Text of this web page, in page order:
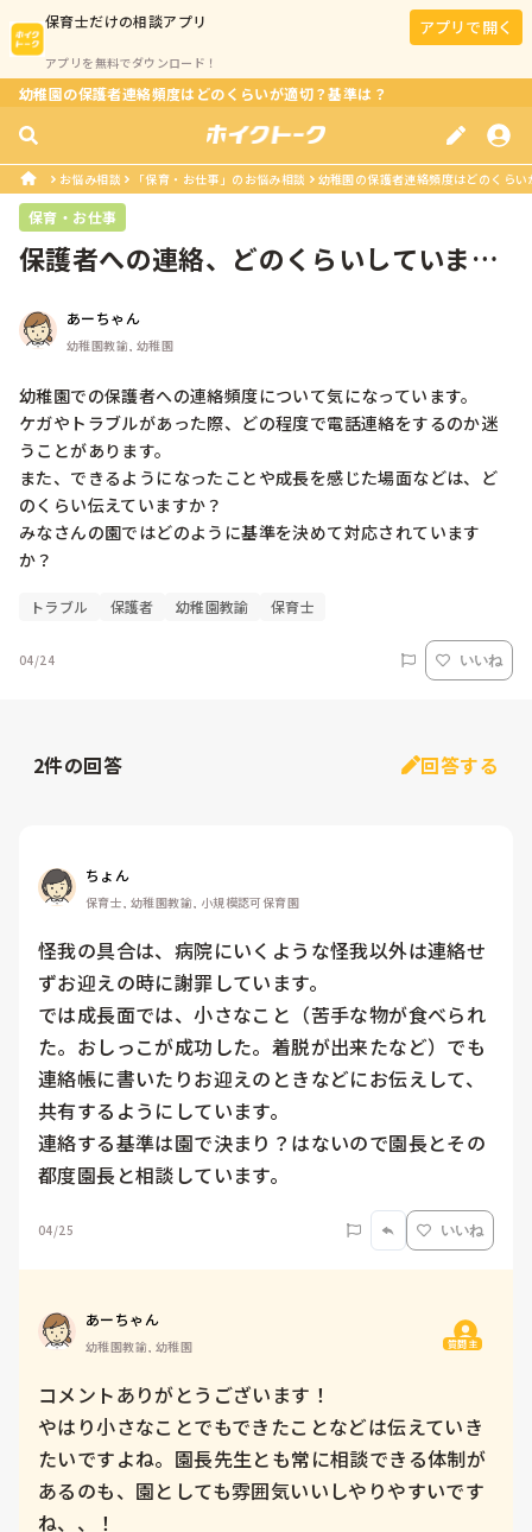
保育士だけの相談アプリ
アプリを無料でダウンロード！
アプリで開く
幼稚園の保護者連絡頻度はどのくらいが適切？基準は？
お悩み相談 「保育・お仕事」のお悩み相談 幼稚園の保護者連絡頻度はどのくら
保育・お仕事
保護者への連絡、どのくらいしています
あーちゃん
幼稚園教諭, 幼稚園
幼稚園での保護者への連絡頻度について気になっています。
ケガやトラブルがあった際、どの程度で電話連絡をするのか迷
うことがあります。
また、できるようになったことや成長を感じた場面などは、ど
のくらい伝えていますか？
みなさんの園ではどのように基準を決めて対応されています
か？
トラブル 保護者 幼稚園教諭 保育士
04/24 いいね
2件の回答 回答する
ちょん
保育士, 幼稚園教諭, 小規模認可保育園
怪我の具合は、病院にいくような怪我以外は連絡せ
ずお迎えの時に謝罪しています。
では成長面では、小さなこと（苦手な物が食べられ
た。おしっこが成功した。着脱が出来たなど）でも
連絡帳に書いたりお迎えのときなどにお伝えして、
共有するようにしています。
連絡する基準は園で決まり？はないので園長とその
都度園長と相談しています。
04/25 いいね
あーちゃん
幼稚園教諭, 幼稚園 質問主
コメントありがとうございます！
やはり小さなことでもできたことなどは伝えていき
たいですよね。園長先生とも常に相談できる体制が
あるのも、園としても雰囲気いいしやりやすいです
ね、、！